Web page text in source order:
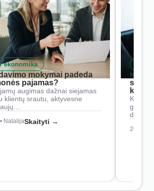
ekonomika
mokymai padeda
pajamas?
augimas dažnai siejamas
klientų srautu, aktyvesne
NatalijaSkaityti →
Kaip
2026-